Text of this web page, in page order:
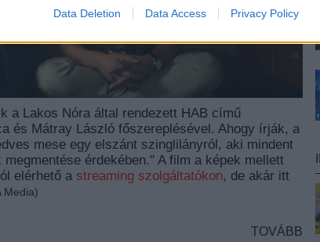
Data Deletion Data Access Privacy Policy
a Lakos Nóra által rendezett HAB című
és Mátray László főszereplésével. Ahogy írják, a
mese egy elszánt szinglilányról, aki mindent
érdekében." A film a képek mellett
elérhető a streaming szolgáltatókon, de akár itt
Media)
TOVÁBB